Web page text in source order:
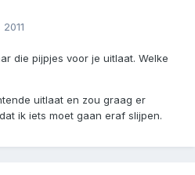
die pijpjes voor je uitlaat. Welke
uitlaat en zou graag er
ik iets moet gaan eraf slijpen.